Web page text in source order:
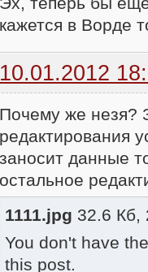
кажется в Ворде
10.01.2012
Почему же незя?
редактирования
заносит данные
остальное
1111.jpg 32.6 Кб,
You don't have
this post.